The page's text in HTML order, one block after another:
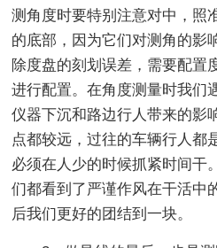
测角度时要特别注意对中，照
的底部，因为它们对测角的影
除度盘的刻划误差，需要配置
进行配置。在角度测量时我们
仪器下沉和路边行人带来的影
点都较远，过往的车辆行人都
必须在人少的时候抓紧时间干
们都看到了严谨作风在干活中
后我们更好的团结到一块。